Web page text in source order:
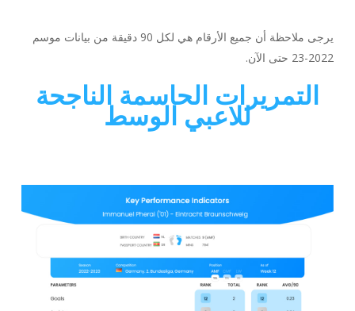
يرجى ملاحظة أن جميع الأرقام هي لكل 90 دقيقة من بيانات موسم
2022-23 حتى الآن.
التمريرات الحاسمة الناجحة
للاعبي الوسط